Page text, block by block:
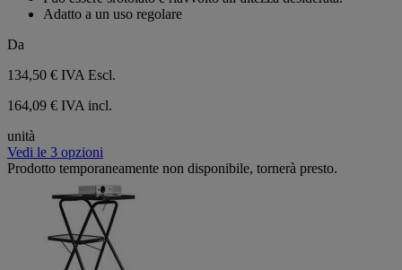
Adatto a un uso regolare
Da
134,50 € IVA Escl.
164,09 € IVA incl.
unità
Vedi le 3 opzioni
Prodotto temporaneamente non disponibile, tornerà presto.